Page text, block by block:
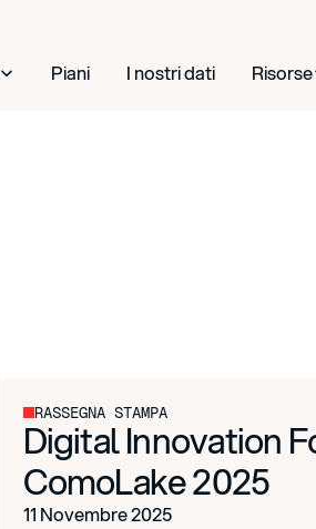
Piani I nostri dati Risorse
RASSEGNA STAMPA
Digital Innovation
ComoLake 2025
11 Novembre 2025